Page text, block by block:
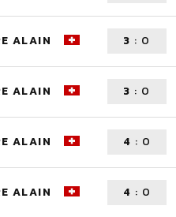
ALAIN 3 : 0
ALAIN 3 : 0
ALAIN 4 : 0
ALAIN 4 : 0